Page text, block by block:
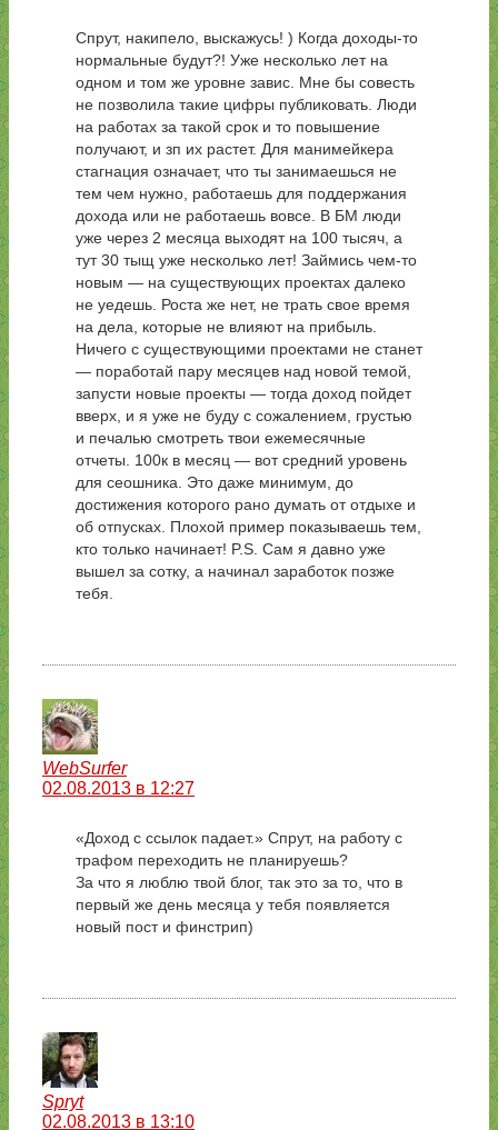
Спрут, накипело, выскажусь! ) Когда доходы-то
нормальные будут?! Уже несколько лет на
одном и том же уровне завис. Мне бы совесть
не позволила такие цифры публиковать. Люди
на работах за такой срок и то повышение
получают, и зп их растет. Для манимейкера
стагнация означает, что ты занимаешься не
тем чем нужно, работаешь для поддержания
дохода или не работаешь вовсе. В БМ люди
уже через 2 месяца выходят на 100 тысяч, а
тут 30 тыщ уже несколько лет! Займись чем-то
новым — на существующих проектах далеко
не уедешь. Роста же нет, не трать свое время
на дела, которые не влияют на прибыль.
Ничего с существующими проектами не станет
— поработай пару месяцев над новой темой,
запусти новые проекты — тогда доход пойдет
вверх, и я уже не буду с сожалением, грустью
и печалью смотреть твои ежемесячные
отчеты. 100к в месяц — вот средний уровень
для сеошника. Это даже минимум, до
достижения которого рано думать от отдыхе и
об отпусках. Плохой пример показываешь тем,
кто только начинает! P.S. Сам я давно уже
вышел за сотку, а начинал заработок позже
тебя.
WebSurfer
02.08.2013 в 12:27
«Доход с ссылок падает.» Спрут, на работу с
трафом переходить не планируешь?
За что я люблю твой блог, так это за то, что в
первый же день месяца у тебя появляется
новый пост и финстрип)
Spryt
02.08.2013 в 13:10